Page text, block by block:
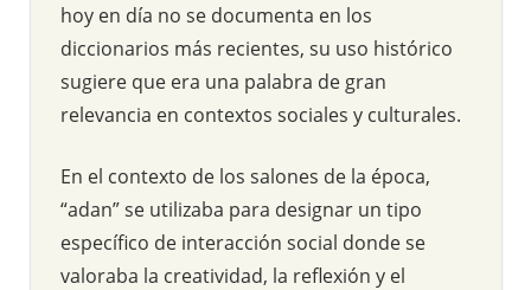
hoy en día no se documenta en los
diccionarios más recientes, su uso histórico
sugiere que era una palabra de gran
relevancia en contextos sociales y culturales.
En el contexto de los salones de la época,
“adan” se utilizaba para designar un tipo
específico de interacción social donde se
valoraba la creatividad, la reflexión y el